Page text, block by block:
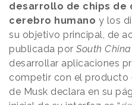
desarrollo de chips de
cerebro humano y los
su objetivo principal, de
publicada por South
desarrollar aplicaciones
competir con el producto
de Musk declara en su